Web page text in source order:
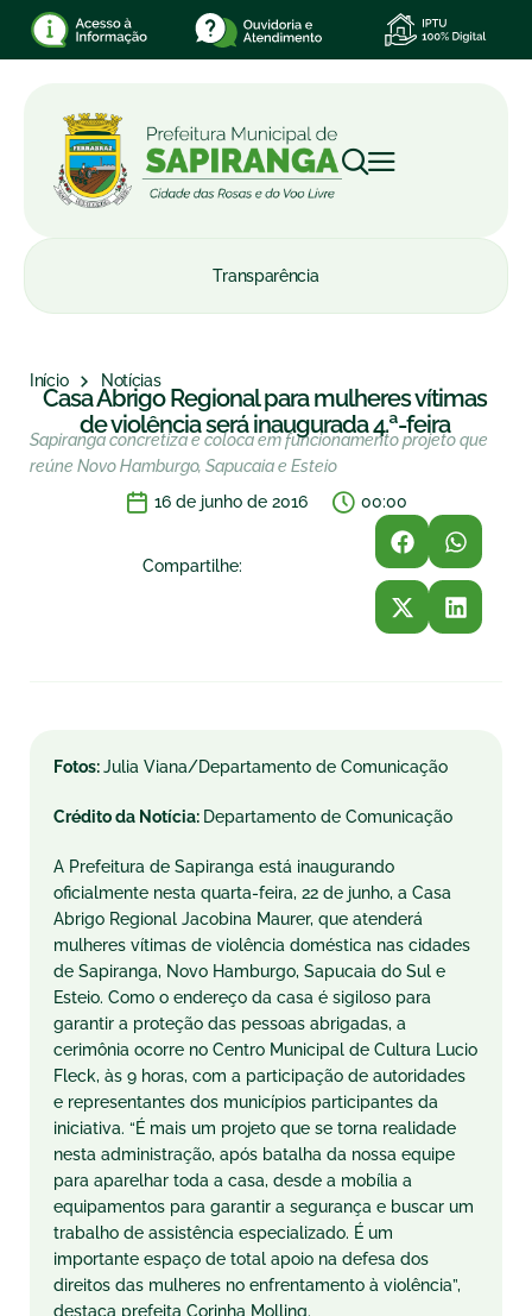
Transparência
Início Notícias
Casa Abrigo Regional para mulheres vítimas
de violência será inaugurada 4.ª-feira
Sapiranga concretiza e coloca em funcionamento projeto que
reúne Novo Hamburgo, Sapucaia e Esteio
16 de junho de 2016
00:00
Compartilhe:
Fotos:Julia Viana/Departamento de Comunicação
Crédito da Notícia: Departamento de Comunicação
A Prefeitura de Sapiranga está inaugurando
oficialmente nesta quarta-feira, 22 de junho, a Casa
Abrigo Regional Jacobina Maurer, que atenderá
mulheres vítimas de violência doméstica nas cidades
de Sapiranga, Novo Hamburgo, Sapucaia do Sul e
Esteio. Como o endereço da casa é sigiloso para
garantir a proteção das pessoas abrigadas, a
cerimônia ocorre no Centro Municipal de Cultura Lucio
Fleck, às 9 horas, com a participação de autoridades
e representantes dos municípios participantes da
iniciativa. “É mais um projeto que se torna realidade
nesta administração, após batalha da nossa equipe
para aparelhar toda a casa, desde a mobília a
equipamentos para garantir a segurança e buscar um
trabalho de assistência especializado. É um
importante espaço de total apoio na defesa dos
direitos das mulheres no enfrentamento à violência”,
destaca prefeita Corinha Molling.